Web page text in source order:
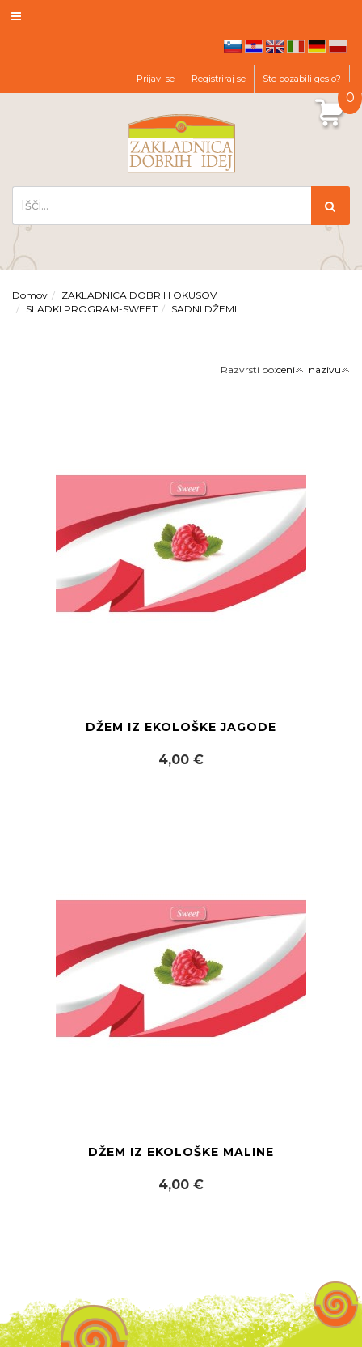
de pl
Prijavi se Registriraj se Ste pozabili geslo?
0
Domov
ZAKLADNICA DOBRIH OKUSOV
SLADKI PROGRAM-SWEET
SADNI DŽEMI
Razvrsti po:ceni nazivu
DŽEM IZ EKOLOŠKE JAGODE
4,00 €
DŽEM IZ EKOLOŠKE MALINE
4,00 €